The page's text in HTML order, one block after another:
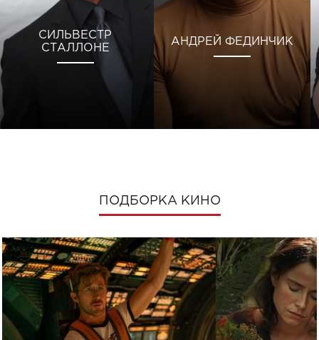
СИЛЬВЕСТР
СТАЛЛОНЕ
АНДРЕЙ ФЕДИНЧИК
ПОДБОРКА КИНО